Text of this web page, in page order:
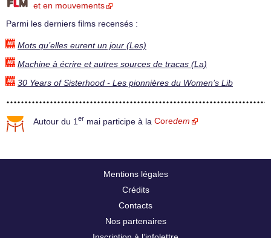
et en mouvements
Parmi les derniers films recensés :
Mots qu’elles eurent un jour (Les)
Machine à écrire et autres sources de tracas (La)
30 Years of Sisterhood - Les pionnières du Women’s Lib
Autour du 1 er mai participe à la Coredem
Mentions légales
Crédits
Contacts
Nos partenaires